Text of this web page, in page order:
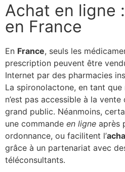
Achat en ligne
en France
En France, seuls les
prescription peuvent être
Internet par des pharmacies
La spironolactone, en tant
n’est pas accessible à la
grand public. Néanmoins,
une commande en ligne après
ordonnance, ou facilitent l’
grâce à un partenariat avec
téléconsultants.